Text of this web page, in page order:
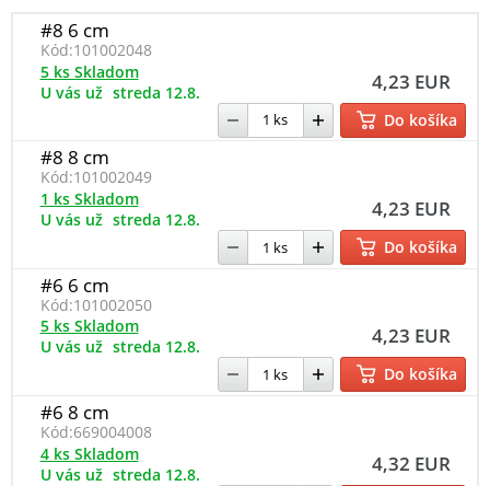
#8 6 cm
Kód:101002048
4,23 EUR
5 ks Skladom
U vás už streda 12.8.
Do košíka
#8 8 cm
Kód:101002049
4,23 EUR
1 ks Skladom
U vás už streda 12.8.
Do košíka
#6 6 cm
Kód:101002050
4,23 EUR
5 ks Skladom
U vás už streda 12.8.
Do košíka
#6 8 cm
Kód:669004008
4,32 EUR
4 ks Skladom
U vás už streda 12.8.